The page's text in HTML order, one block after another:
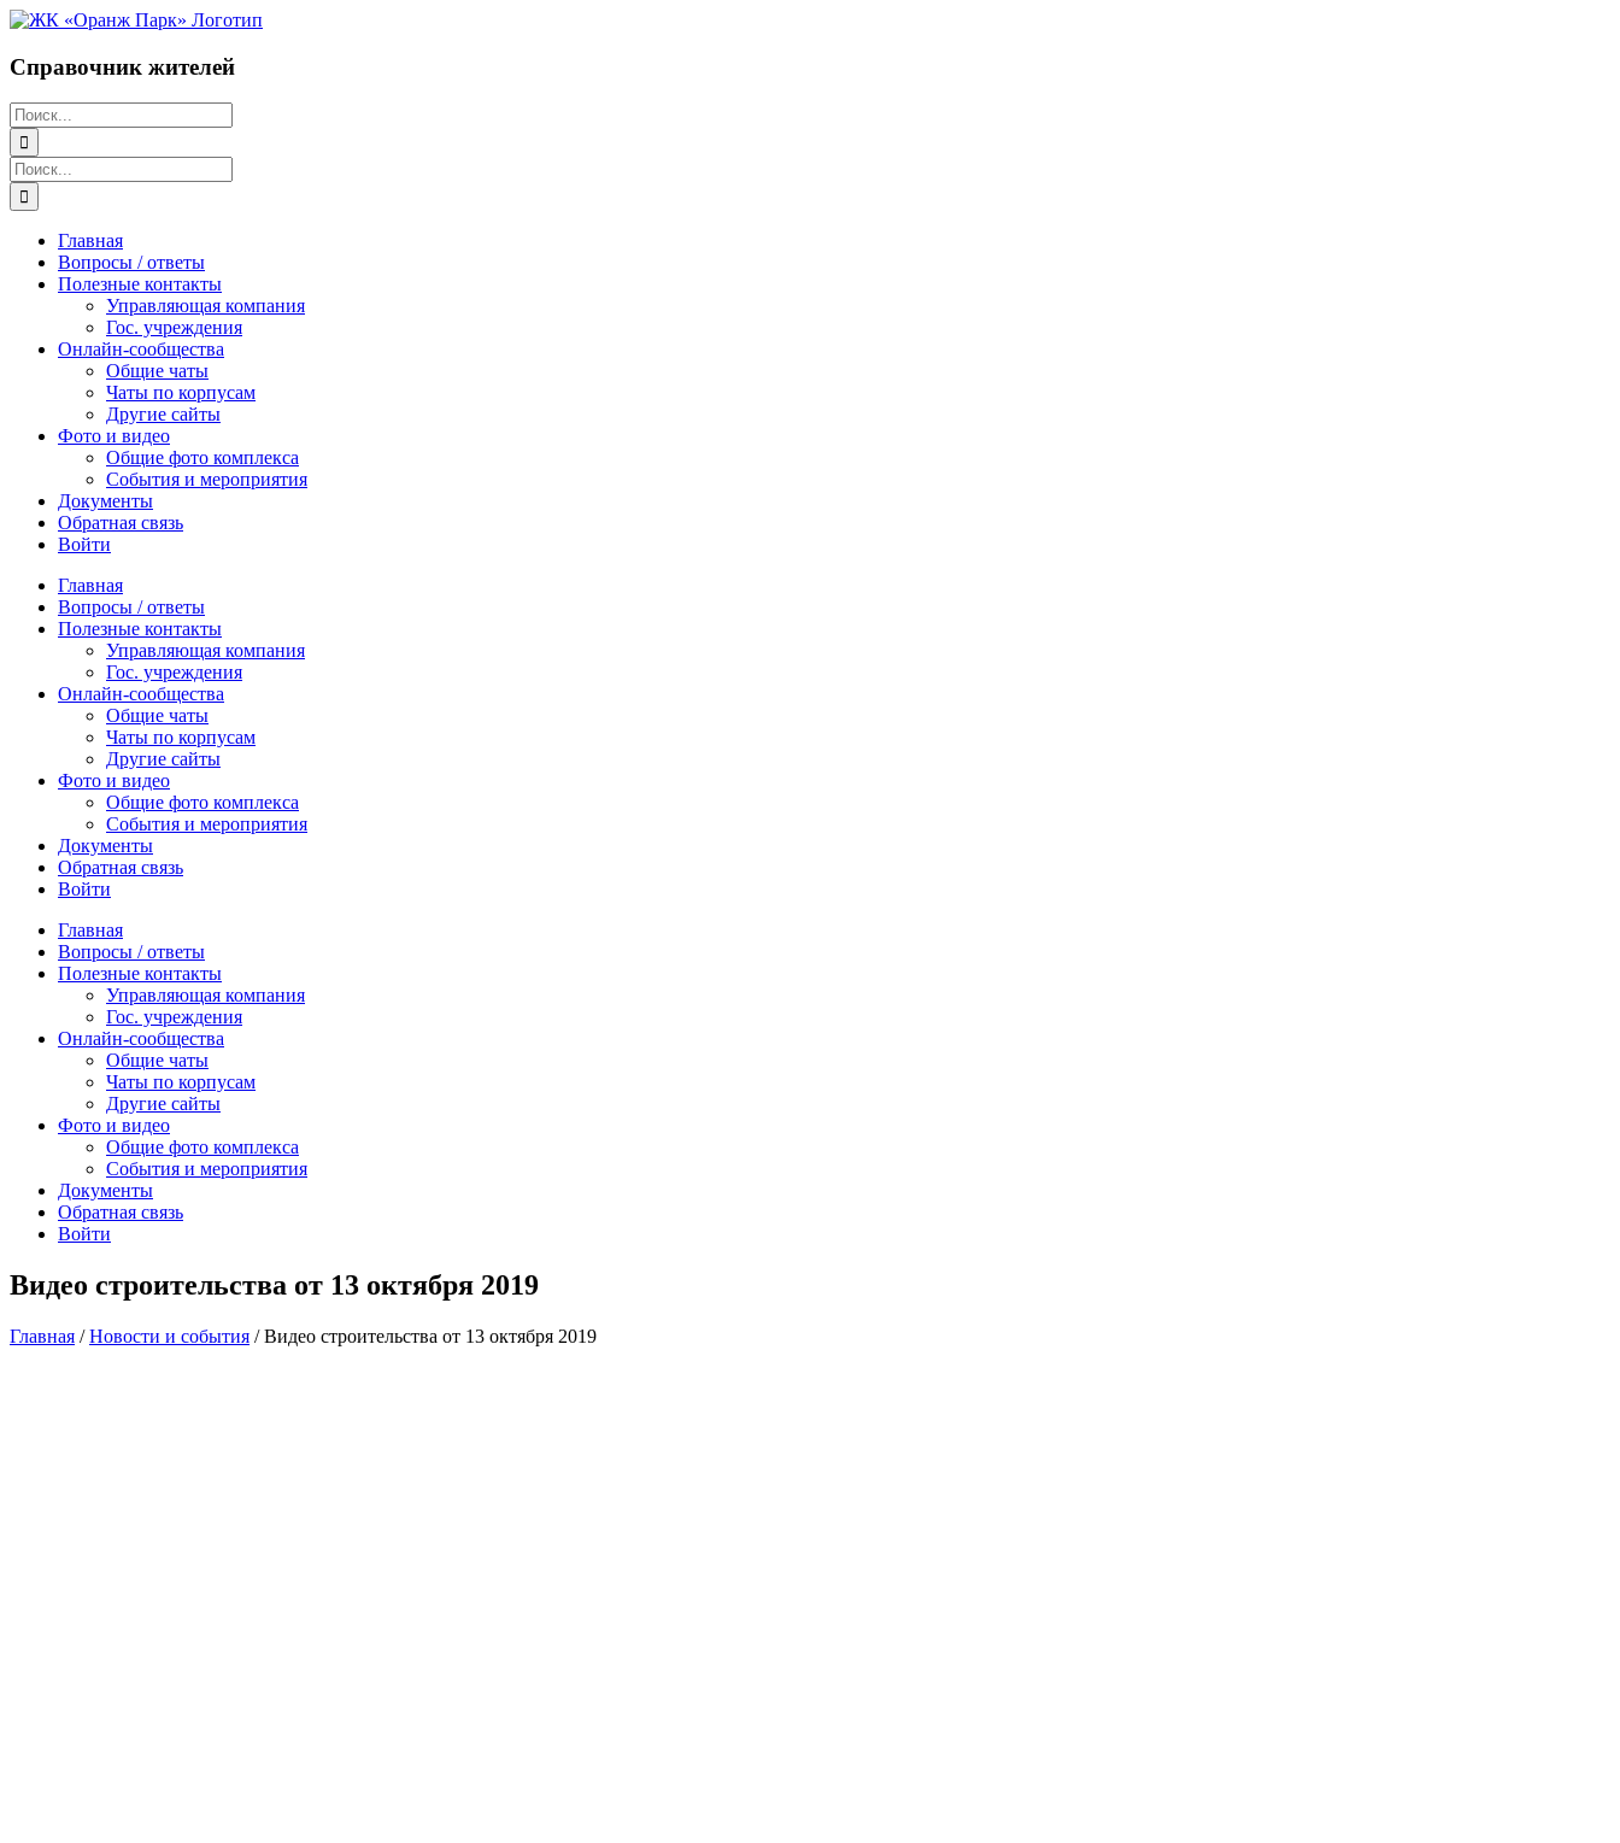
Перейти
содержимому
Справочник жителей
Поиск:
Поиск:
Главная
Вопросы / ответы
Полезные контакты
Управляющая компания
Гос. учреждения
Онлайн-сообщества
Общие чаты
Чаты по корпусам
Другие сайты
Фото и видео
Общие фото комплекса
События и мероприятия
Документы
Обратная связь
Войти
Главная
Вопросы / ответы
Полезные контакты
Управляющая компания
Гос. учреждения
Онлайн-сообщества
Общие чаты
Чаты по корпусам
Другие сайты
Фото и видео
Общие фото комплекса
События и мероприятия
Документы
Обратная связь
Войти
Главная
Вопросы / ответы
Полезные контакты
Управляющая компания
Гос. учреждения
Онлайн-сообщества
Общие чаты
Чаты по корпусам
Другие сайты
Фото и видео
Общие фото комплекса
События и мероприятия
Документы
Обратная связь
Войти
Видео строительства от 13 октября 2019
Главная /Новости и события /Видео строительства от 13 октября 2019